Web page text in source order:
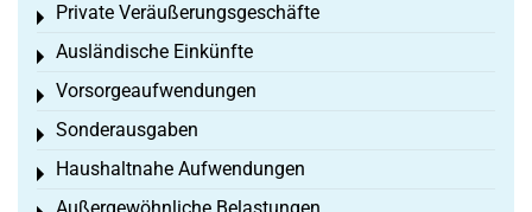
Private Veräußerungsgeschäfte
Toggle menu
Ausländische Einkünfte
Toggle menu
Vorsorgeaufwendungen
Toggle menu
Sonderausgaben
Toggle menu
Haushaltnahe Aufwendungen
Toggle menu